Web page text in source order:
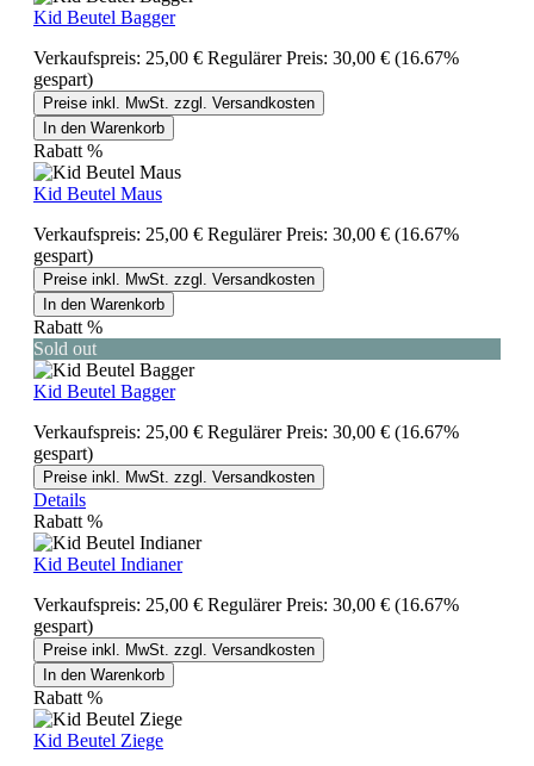
Kid Beutel Bagger
Verkaufspreis: 25,00 € Regulärer Preis: 30,00 € (16.67%
gespart)
Preise inkl. MwSt. zzgl. Versandkosten
In den Warenkorb
Rabatt %
Kid Beutel Maus
Verkaufspreis: 25,00 € Regulärer Preis: 30,00 € (16.67%
gespart)
Preise inkl. MwSt. zzgl. Versandkosten
In den Warenkorb
Rabatt %
Sold out
Kid Beutel Bagger
Verkaufspreis: 25,00 € Regulärer Preis: 30,00 € (16.67%
gespart)
Preise inkl. MwSt. zzgl. Versandkosten
Details
Rabatt %
Kid Beutel Indianer
Verkaufspreis: 25,00 € Regulärer Preis: 30,00 € (16.67%
gespart)
Preise inkl. MwSt. zzgl. Versandkosten
In den Warenkorb
Rabatt %
Kid Beutel Ziege